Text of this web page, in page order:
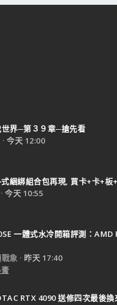
界─第３９章─搶先看
今天 12:00
綑綁組合包再現, 買卡+卡+板
今天 10:55
一體式水冷開箱評測：AMD
象
昨天 17:40
RTX 4090 送修四次最後換